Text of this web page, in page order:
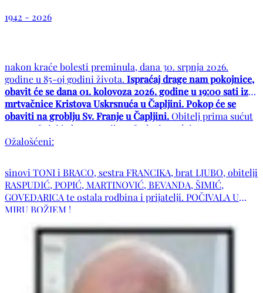
1942 - 2026
nakon kraće bolesti preminula, dana 30. srpnja 2026.
godine u 85-oj godini života. Ispraćaj drage nam pokojnice,
obavit će se dana 01. kolovoza 2026. godine u 19:00 sati iz
mrtvačnice Kristova Uskrsnuća u Čapljini. Pokop će se
obaviti na groblju Sv. Franje u Čapljini.Obitelj prima sućut
u mrtvačnici jedan sat prije početka ispraćaja.
Ožalošćeni:
sinovi TONI i BRACO, sestra FRANCIKA, brat LJUBO, obitelji
RASPUDIĆ, POPIĆ, MARTINOVIĆ, BEVANDA, ŠIMIĆ,
GOVEDARICA te ostala rodbina i prijatelji. POČIVALA U
MIRU BOŽJEM !